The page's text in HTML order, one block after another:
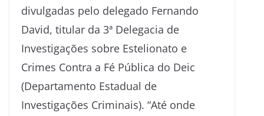
divulgadas pelo delegado Fernando
David, titular da 3ª Delegacia de
Investigações sobre Estelionato e
Crimes Contra a Fé Pública do Deic
(Departamento Estadual de
Investigações Criminais). “Até onde